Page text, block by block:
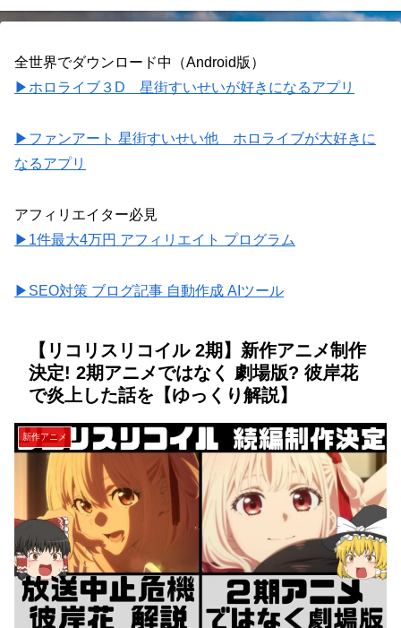
全世界でダウンロード中（Android版）
▶ホロライブ３D 星街すいせいが好きになるアプリ
▶ファンアート 星街すいせい他 ホロライブが大好きに
なるアプリ
アフィリエイター必見
▶1件最大4万円 アフィリエイト プログラム
▶SEO対策 ブログ記事 自動作成 AIツール
【リコリスリコイル 2期】新作アニメ制作
決定! 2期アニメではなく 劇場版? 彼岸花
で炎上した話を【ゆっくり解説】
新作アニメ